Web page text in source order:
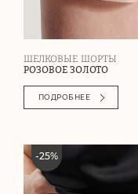
ШЕЛКОВЫЕ ШОРТЫ
РОЗОВОЕ ЗОЛОТО
ПОДРОБНЕЕ
-25%